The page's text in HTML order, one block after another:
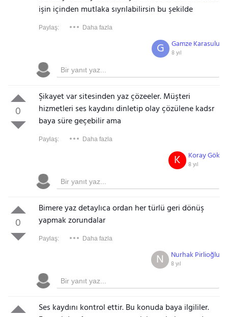
işin içinden mutlaka sıyrılabilirsin bu şekilde
Paylaş: Daha fazla
Gamze Karasulu
8 yıl
G
0
Şikayet var sitesinden yaz çözeeler. Müşteri
hizmetleri ses kaydını dinletip olay çözülene kadsr
baya süre geçebilir ama
Paylaş: Daha fazla
Koray Gök
8 yıl
K
0
Bimere yaz detaylıca ordan her türlü geri dönüş
yapmak zorundalar
Paylaş: Daha fazla
Nurhak Pirlioğlu
8 yıl
N
Ses kaydını kontrol ettir. Bu konuda baya ilgililer.